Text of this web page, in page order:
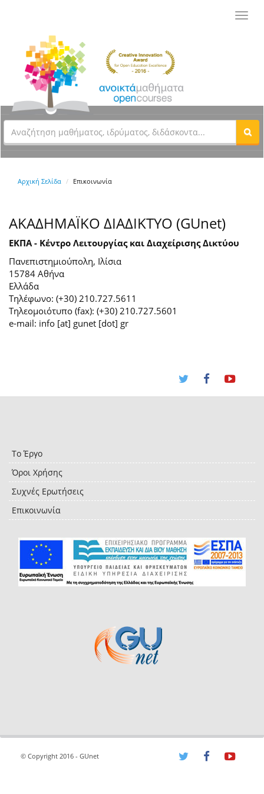
Αρχική Σελίδα Επικοινωνία
ΑΚΑΔΗΜΑΪΚΟ ΔΙΑΔΙΚΤΥΟ (GUnet)
ΕΚΠΑ - Κέντρο Λειτουργίας και Διαχείρισης Δικτύου
Πανεπιστημιούπολη, Ιλίσια
15784 Αθήνα
Ελλάδα
Τηλέφωνο: (+30) 210.727.5611
Τηλεομοιότυπο (fax): (+30) 210.727.5601
e-mail: info [at] gunet [dot] gr
Το Έργο
Όροι Χρήσης
Συχνές Ερωτήσεις
Επικοινωνία
© Copyright 2016 - GUnet